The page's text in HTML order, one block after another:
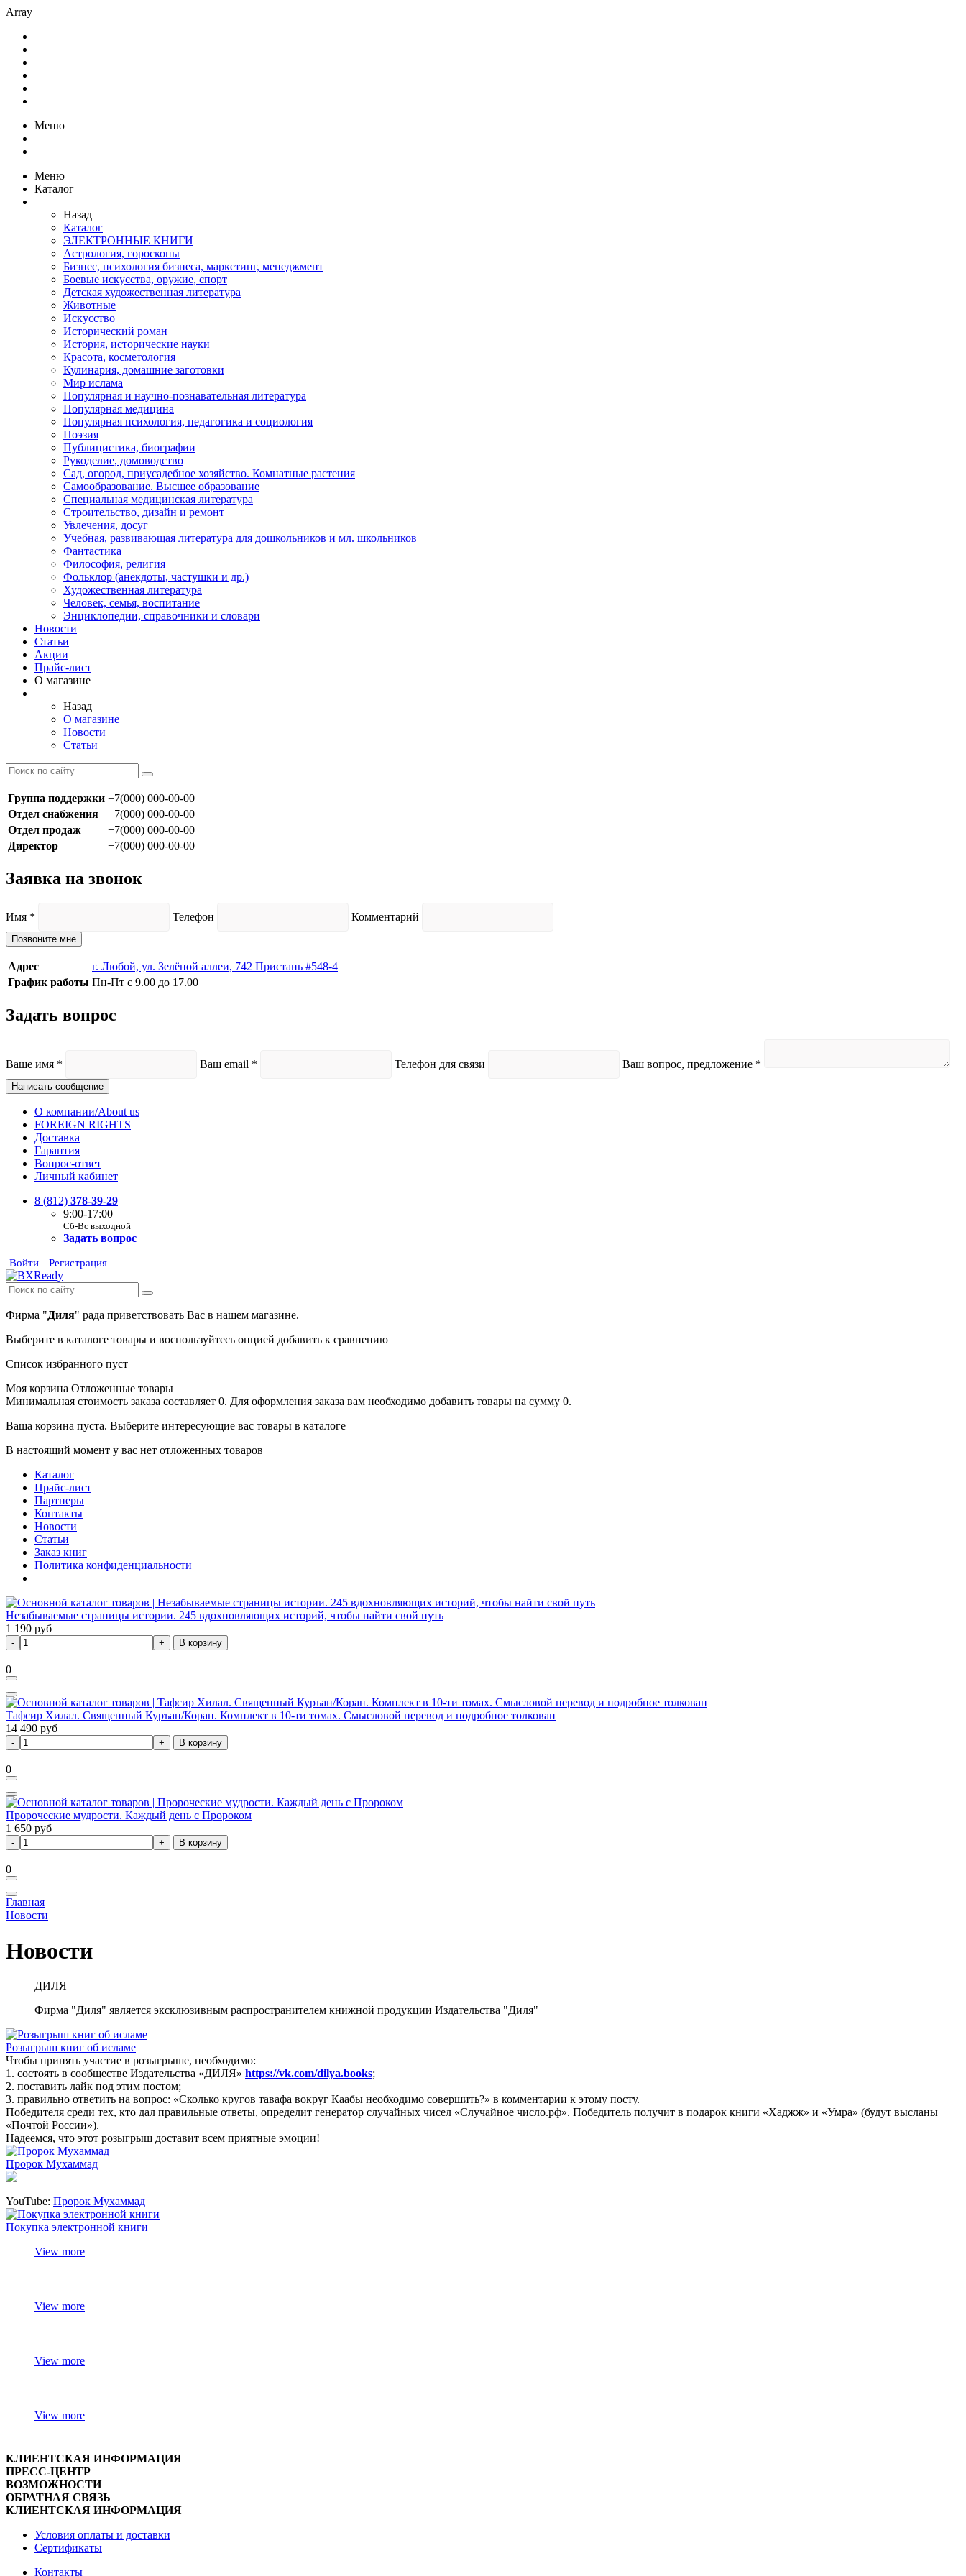
Array
Меню
Меню
Каталог
Назад
Каталог
ЭЛЕКТРОННЫЕ КНИГИ
Астрология, гороскопы
Бизнес, психология бизнеса, маркетинг, менеджмент
Боевые искусства, оружие, спорт
Детская художественная литература
Животные
Искусство
Исторический роман
История, исторические науки
Красота, косметология
Кулинария, домашние заготовки
Мир ислама
Популярная и научно-познавательная литература
Популярная медицина
Популярная психология, педагогика и социология
Поэзия
Публицистика, биографии
Рукоделие, домоводство
Сад, огород, приусадебное хозяйство. Комнатные растения
Самообразование. Высшее образование
Специальная медицинская литература
Строительство, дизайн и ремонт
Увлечения, досуг
Учебная, развивающая литература для дошкольников и мл. школьников
Фантастика
Философия, религия
Фольклор (анекдоты, частушки и др.)
Художественная литература
Человек, семья, воспитание
Энциклопедии, справочники и словари
Новости
Статьи
Акции
Прайс-лист
О магазине
Назад
О магазине
Новости
Статьи
Группа поддержки +7(000) 000-00-00
Отдел снабжения
+7(000) 000-00-00
Отдел продаж
+7(000) 000-00-00
Директор
+7(000) 000-00-00
Заявка на звонок
Имя * Телефон Комментарий
Позвоните мне
Адрес
г. Любой, ул. Зелёной аллеи, 742 Пристань #548-4
График работы Пн-Пт с 9.00 до 17.00
Задать вопрос
Ваше имя * Ваш email * Телефон для связи Ваш вопрос, предложение *
Написать сообщение
О компании/About us
FOREIGN RIGHTS
Доставка
Гарантия
Вопрос-ответ
Личный кабинет
8 (812) 378-39-29
9:00-17:00
Сб-Вс выходной
Задать вопрос
Войти Регистрация
Фирма "Диля" рада приветствовать Вас в нашем магазине.
Выберите в каталоге товары и воспользуйтесь опцией добавить к сравнению
Список избранного пуст
Моя корзина Отложенные товары
Минимальная стоимость заказа составляет 0. Для оформления заказа вам необходимо добавить товары на сумму 0.
Ваша корзина пуста. Выберите интересующие вас товары в каталоге
В настоящий момент у вас нет отложенных товаров
Каталог
Прайс-лист
Партнеры
Контакты
Новости
Статьи
Заказ книг
Политика конфиденциальности
Незабываемые страницы истории. 245 вдохновляющих историй, чтобы найти свой путь
1 190 руб
В корзину
0
Тафсир Хилал. Священный Куръан/Коран. Комплект в 10-ти томах. Смысловой перевод и подробное толкован
14 490 руб
В корзину
0
Пророческие мудрости. Каждый день с Пророком
1 650 руб
В корзину
0
Главная
Новости
Новости
ДИЛЯ
Фирма "Диля" является эксклюзивным распространителем книжной продукции Издательства "Диля"
Розыгрыш книг об исламе
Чтобы принять участие в розыгрыше, необходимо:
1. состоять в сообществе Издательства «ДИЛЯ» https://vk.com/dilya.books;
2. поставить лайк под этим постом;
3. правильно ответить на вопрос: «Сколько кругов тавафа вокруг Каабы необходимо совершить?» в комментарии к этому посту.
Победителя среди тех, кто дал правильные ответы, определит генератор случайных чисел «Случайное число.рф». Победитель получит в подарок книги «Хаджж» и «Умра» (будут высланы
«Почтой России»).
Надеемся, что этот розыгрыш доставит всем приятные эмоции!
Пророк Мухаммад
YouTube: Пророк Мухаммад
Покупка электронной книги
View more
View more
View more
View more
КЛИЕНТСКАЯ ИНФОРМАЦИЯ
ПРЕСС-ЦЕНТР
ВОЗМОЖНОСТИ
ОБРАТНАЯ СВЯЗЬ
КЛИЕНТСКАЯ ИНФОРМАЦИЯ
Условия оплаты и доставки
Сертификаты
Контакты